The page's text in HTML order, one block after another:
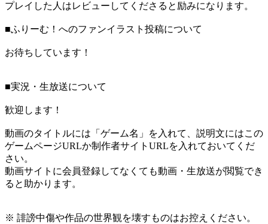
プレイした人はレビューしてくださると励みになります。
■ふりーむ！へのファンイラスト投稿について
お待ちしています！
■実況・生放送について
歓迎します！
動画のタイトルには「ゲーム名」を入れて、説明文にはこの
ゲームページURLか制作者サイトURLを入れておいてくだ
さい。
動画サイトに会員登録してなくても動画・生放送が閲覧でき
ると助かります。
※ 誹謗中傷や作品の世界観を壊すものはお控えください。